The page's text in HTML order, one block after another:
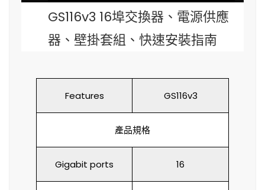
GS116v3 16埠交換器、電源供應
器、壁掛套組、快速安裝指南
Features GS116v3
產品規格
Gigabit ports 16